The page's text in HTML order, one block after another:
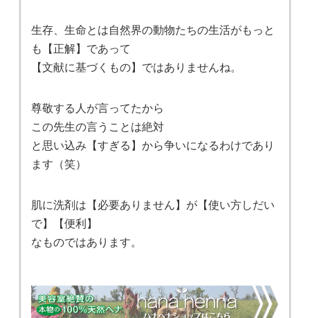
生存、生命とは自然界の動物たちの生活がもっと
も【正解】であって
【文献に基づくもの】ではありませんね。
尊敬する人が言ってたから
この先生の言うことは絶対
と思い込み【すぎる】から争いになるわけであり
ます（笑）
肌に洗剤は【必要ありません】が【使い方しだい
で】【便利】
なものではあります。